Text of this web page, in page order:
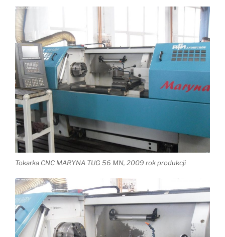
Tokarka CNC MARYNA TUG 56 MN, 2009 rok produkcji